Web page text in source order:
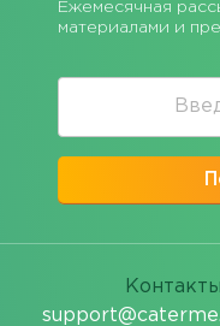
Ежемесячная
материалами и